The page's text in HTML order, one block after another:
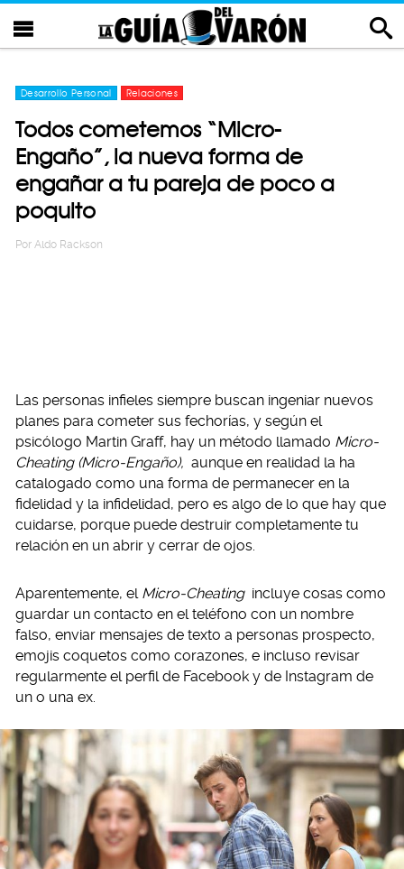
Desarrollo Personal Relaciones
Todos cometemos “Micro-
Engaño”, la nueva forma de
engañar a tu pareja de poco a
poquito
Por Aldo Rackson
Las personas infieles siempre buscan ingeniar nuevos
planes para cometer sus fechorías, y según el
psicólogo Martin Graff, hay un método llamado Micro-
Cheating (Micro-Engaño), aunque en realidad la ha
catalogado como una forma de permanecer en la
fidelidad y la infidelidad, pero es algo de lo que hay que
cuidarse, porque puede destruir completamente tu
relación en un abrir y cerrar de ojos.
Aparentemente, el Micro-Cheating incluye cosas como
guardar un contacto en el teléfono con un nombre
falso, enviar mensajes de texto a personas prospecto,
emojis coquetos como corazones, e incluso revisar
regularmente el perfil de Facebook y de Instagram de
un o una ex.